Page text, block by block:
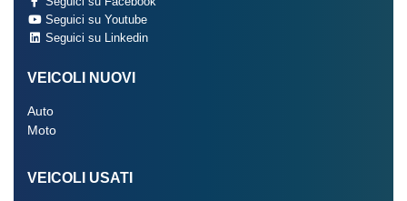
Seguici su Youtube
Seguici su Linkedin
VEICOLI NUOVI
Auto
Moto
VEICOLI USATI